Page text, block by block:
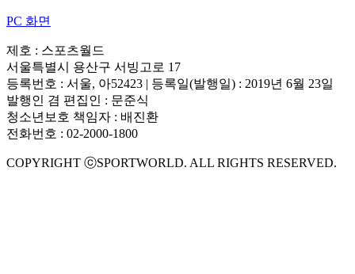
PC 화면
제호 : 스포츠월드
서울특별시 용산구 서빙고로 17
등록번호 : 서울, 아52423 | 등록일(발행일) : 2019년 6월 23일
발행인 겸 편집인 : 문준식
청소년보호 책임자 : 배진환
전화번호 : 02-2000-1800
COPYRIGHT ⓒSPORTWORLD. ALL RIGHTS RESERVED.